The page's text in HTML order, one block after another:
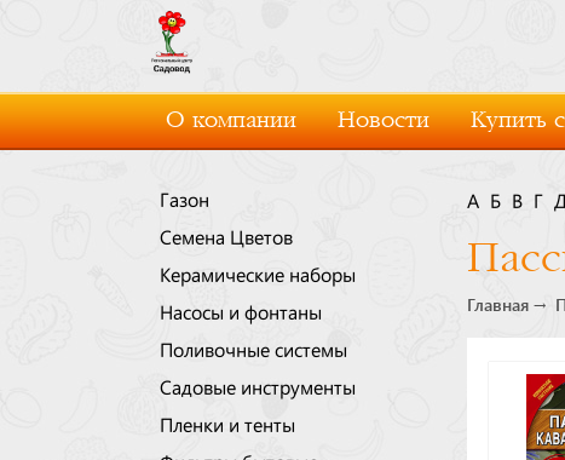
О компании Новости Купить
Газон
Семена Цветов
Керамические наборы
Насосы и фонтаны
Поливочные системы
Садовые инструменты
Пленки и тенты
А Б В Г Д
Главная